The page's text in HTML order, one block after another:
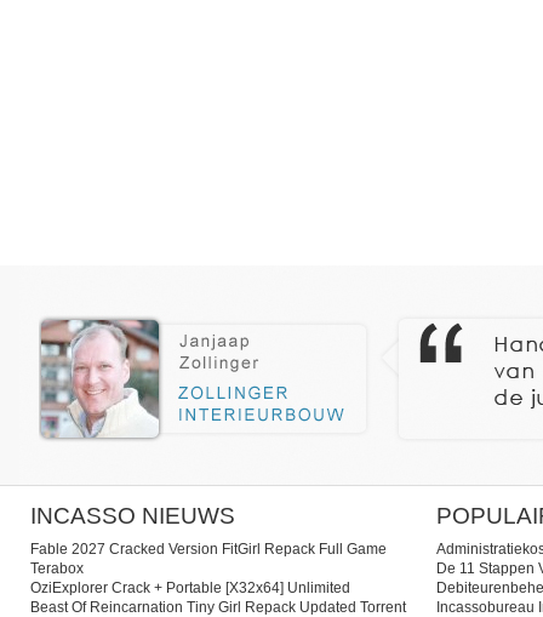
INCASSO NIEUWS
Fable 2027 Cracked Version FitGirl Repack Full Game
Terabox
OziExplorer Crack + Portable [x32x64] Unlimited
Beast Of Reincarnation Tiny Girl Repack Updated Torrent
De 11 Stappen
Incassobureau